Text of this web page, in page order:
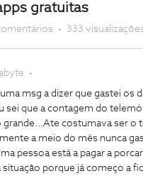
gratuitas
333
msg a dizer que gastei os
sei que a contagem do
grande...Ate costumava ser
a meio do mês nunca
pessoa está a pagar a
porque já começo a